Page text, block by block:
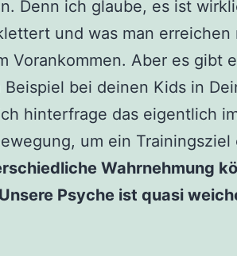
Denn ich glaube, es ist
und was man
Vorankommen. Aber es gibt
bei deinen Kids in
hinterfrage das eigentlich
um ein
Wahrnehmung
Unsere Psyche ist quasi